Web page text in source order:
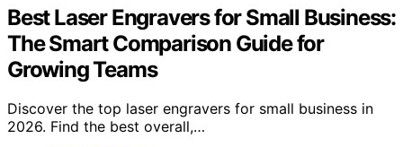
Best Laser Engravers for Small Business:
The Smart Comparison Guide for
Growing Teams
Discover the top laser engravers for small business in
2026. Find the best overall,…